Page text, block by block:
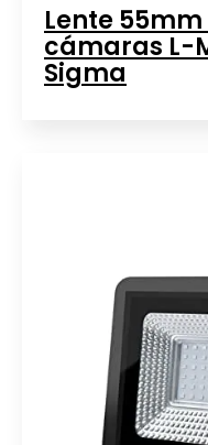
Lente 55mm
cámaras L-
Sigma